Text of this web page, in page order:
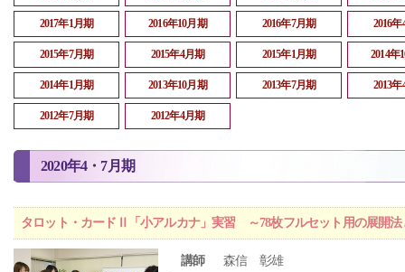
2017年1月期 2016年10月期 2016年7月期 2016
2015年7月期 2015年4月期 2015年1月期 2014年
2014年1月期 2013年10月期 2013年7月期 2013
2012年7月期 2012年4月期
2020年4・7月期
タロット・カードⅡ「小アルカナ」実習 ～78枚フルセット用の展開法
講師 森信 彰雄